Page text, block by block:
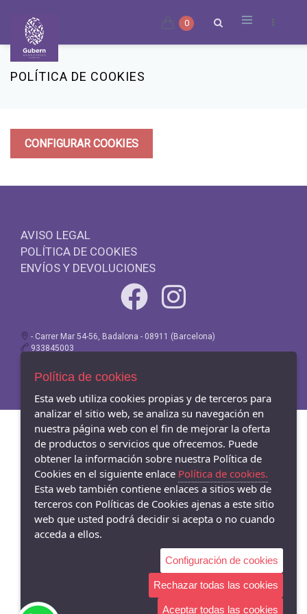
0
POLÍTICA DE COOKIES
CONFIGURAR COOKIES
AVISO LEGAL
POLÍTICA DE COOKIES
ENVÍOS Y DEVOLUCIONES
- Carrer Mar 54-56, Badalona - 08911 (Barcelona)
933845003
Política de cookies
Esta web utiliza cookies propias y de terceros para
analizar el sitio web, se analiza su navegación en
nuestra página web con el fin de mejorar la oferta
de productos o servicios que ofrecemos. Puede
obtener la información sobre nuestra Política de
Cookies en el siguiente enlace Política de cookies.
Esta web también contiene enlaces a sitios web de
terceros con Políticas de Cookies ajenas a este sitio
web que usted podrá decidir si acepta o no cuando
acceda a ellos.
Configuración de cookies
Rechazar todas las cookies
Aceptar todas las cookies